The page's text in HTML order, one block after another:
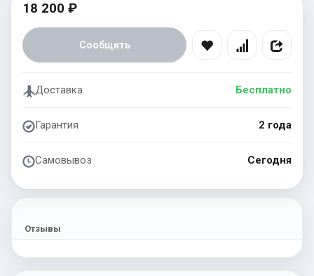
18 200 ₽
Сообщить
Доставка Бесплатно
Гарантия 2 года
Самовывоз Сегодня
Отзывы